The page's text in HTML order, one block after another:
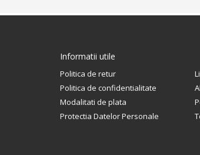
Informatii utile
Politica de retur
Politica de confidentialitate
Modalitati de plata
Protectia Datelor Personale